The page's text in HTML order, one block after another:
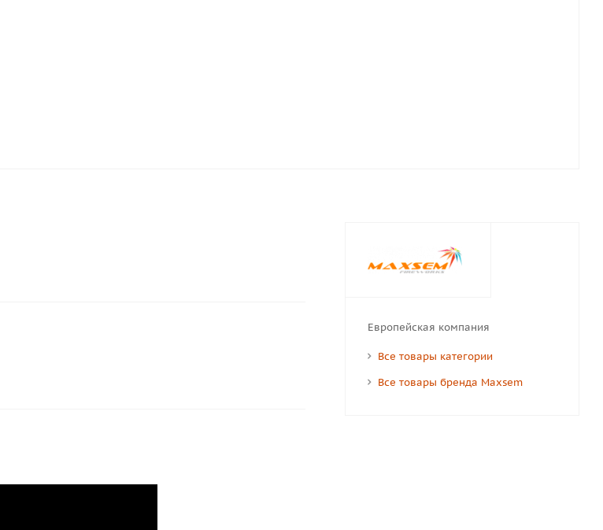
Европейская компания
Все товары категории
Все товары бренда Maxsem